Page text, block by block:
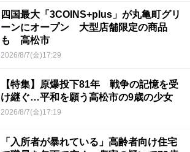
四国最大「3COINS+plus」が丸亀町グリ
ーンにオープン 大型店舗限定の商品
も 高松市
2026/8/7(金)17:29
【特集】原爆投下81年 戦争の記憶を受
け継ぐ…平和を願う高松市の9歳の少女
2026/8/7(金)17:19
「入所者が暴れている」高齢者向け住宅